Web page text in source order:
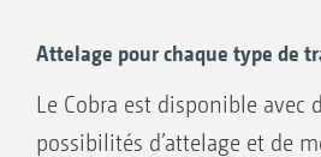
Attelage pour chaque type de
Le Cobra est disponible avec
possibilités d’attelage et de